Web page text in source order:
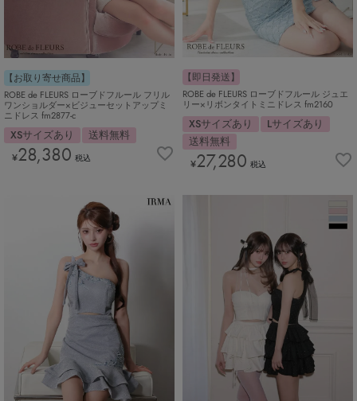
【お取り寄せ商品】
ROBE de FLEURS ローブドフルール フリル
ワンショルダー×ビジューセットアップミ
ニドレス fm2877-c
XSサイズあり 送料無料
¥28,380 税込
【即日発送】
ROBE de FLEURS ローブドフルール ジュエ
リー×リボンタイトミニドレス fm2160
XSサイズあり
Lサイズあり
送料無料
¥27,280 税込